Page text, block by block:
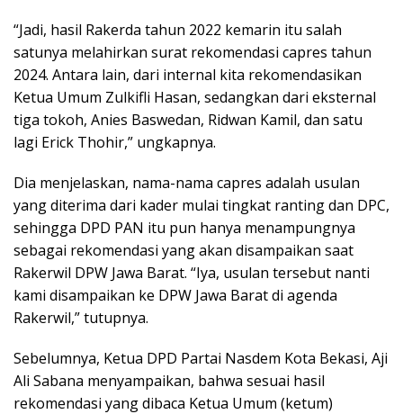
“Jadi, hasil Rakerda tahun 2022 kemarin itu salah
satunya melahirkan surat rekomendasi capres tahun
2024. Antara lain, dari internal kita rekomendasikan
Ketua Umum Zulkifli Hasan, sedangkan dari eksternal
tiga tokoh, Anies Baswedan, Ridwan Kamil, dan satu
lagi Erick Thohir,” ungkapnya.
Dia menjelaskan, nama-nama capres adalah usulan
yang diterima dari kader mulai tingkat ranting dan DPC,
sehingga DPD PAN itu pun hanya menampungnya
sebagai rekomendasi yang akan disampaikan saat
Rakerwil DPW Jawa Barat. “Iya, usulan tersebut nanti
kami disampaikan ke DPW Jawa Barat di agenda
Rakerwil,” tutupnya.
Sebelumnya, Ketua DPD Partai Nasdem Kota Bekasi, Aji
Ali Sabana menyampaikan, bahwa sesuai hasil
rekomendasi yang dibaca Ketua Umum (ketum)